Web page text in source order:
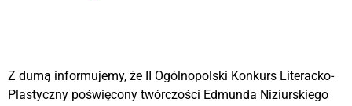
Z dumą informujemy, że II Ogólnopolski Konkurs Literacko-
Plastyczny poświęcony twórczości Edmunda Niziurskiego